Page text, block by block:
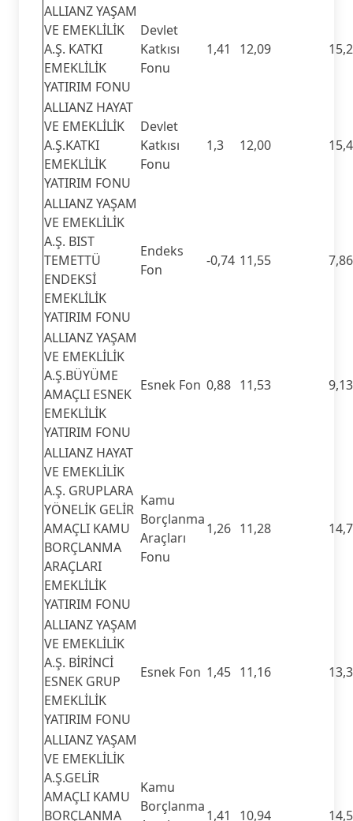
ALLIANZ YAŞAM
VE EMEKLİLİK
A.Ş. KATKI
EMEKLİLİK
YATIRIM FONU
Devlet
Katkısı
Fonu
1,41 12,09
ALLIANZ HAYAT
VE EMEKLİLİK
A.Ş.KATKI
EMEKLİLİK
YATIRIM FONU
Devlet
Katkısı
Fonu
1,3 12,00
ALLIANZ YAŞAM
VE EMEKLİLİK
A.Ş. BIST
TEMETTÜ
ENDEKSİ
EMEKLİLİK
YATIRIM FONU
Endeks
Fon
-0,74 11,55 7,86
ALLIANZ YAŞAM
VE EMEKLİLİK
A.Ş.BÜYÜME
AMAÇLI ESNEK
EMEKLİLİK
YATIRIM FONU
Esnek Fon 0,88 11,53 9,13
ALLIANZ HAYAT
VE EMEKLİLİK
A.Ş. GRUPLARA
YÖNELİK GELİR
AMAÇLI KAMU
BORÇLANMA
ARAÇLARI
EMEKLİLİK
YATIRIM FONU
Kamu
Borçlanma
Araçları
Fonu
1,26 11,28
ALLIANZ YAŞAM
VE EMEKLİLİK
A.Ş. BİRİNCİ
ESNEK GRUP
EMEKLİLİK
YATIRIM FONU
Esnek Fon 1,45 11,16
ALLIANZ YAŞAM
VE EMEKLİLİK
A.Ş.GELİR
AMAÇLI KAMU
BORÇLANMA
Kamu
Borçlanma
1,41 10,94